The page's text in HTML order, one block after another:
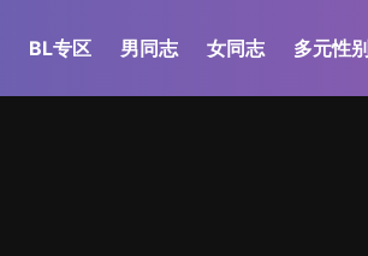
BL专区 男同志 女同志 多元性别